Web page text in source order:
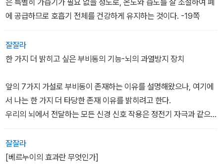
은 특별히 가습기가 필요 없을 정도로, 온도와 습도를 잘 조절하여 폐
에 공급하므로 호흡기 전체를 건강하게 유지하는 것이다. -19쪽
잘잘라
한 가지 더 밝히고 싶은 부비동의 기능-뇌의 과열방지 장치
앞의 7가지 가설로 부비동이 존재하는 이유를 설명해왔으나, 여기에
서 나는 한 가지 더 타당한 존재 이유를 밝히려고 한다.
우리의 뇌에서 전달하는 모든 신경 신호 작용은 정전기 자극과 같으
므로 신경 전달 과정에서 열이 발생한다. 컴퓨터와 같다. 여기에서 발
생하는 열은 혈액순환으로 해결하기도 하지만, 컴퓨터의 환풍기와 마
찬가지로 열을 직접 식혀 주는 구조적인 장치를 발견할 수 있는데, 그
잘잘라
[베르누이의 효과란 무엇인가]